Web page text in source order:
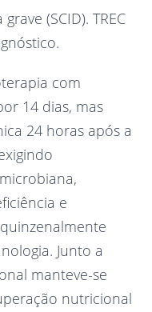
(SCID). TREC
com
14 dias, mas
24 horas após a
e
Junto a
manteve-se
nutricional